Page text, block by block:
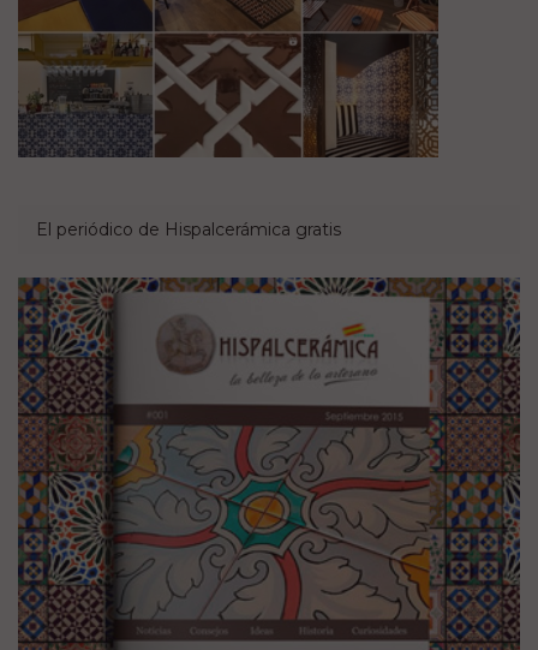
El periódico de Hispalcerámica gratis